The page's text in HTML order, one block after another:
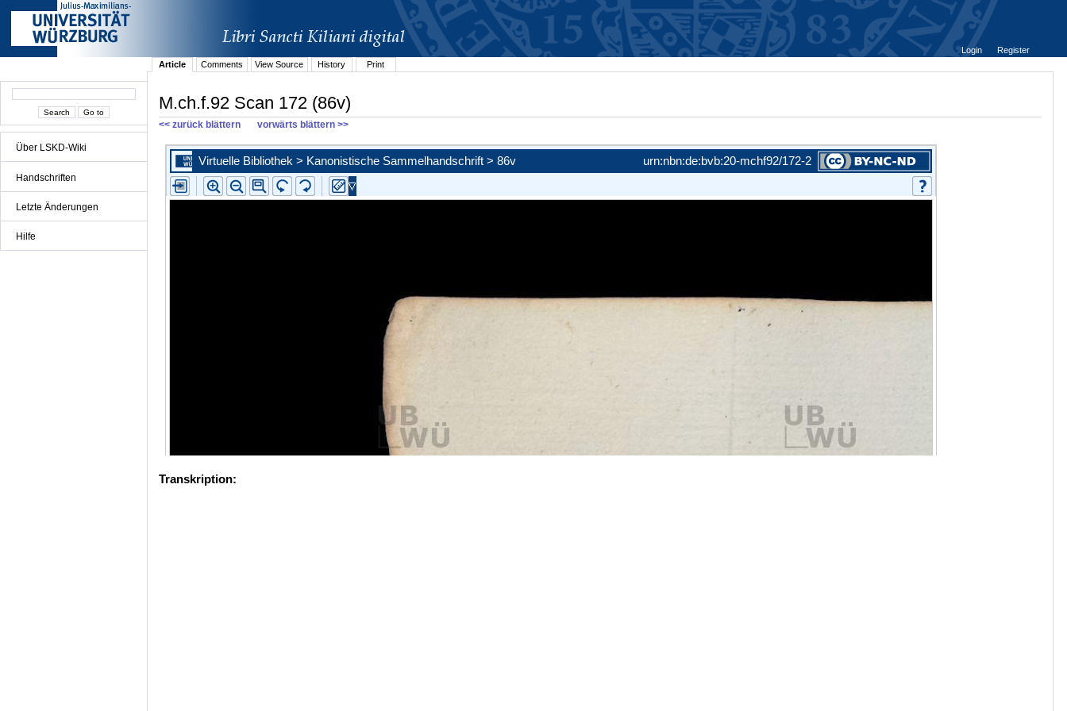
Über LSKD-Wiki
Handschriften
Letzte Änderungen
Hilfe
Login
Register
Article
Comments View Source History Print
M.ch.f.92 Scan 172 (86v)
<< zurück blättern vorwärts blättern >>
Transkription: